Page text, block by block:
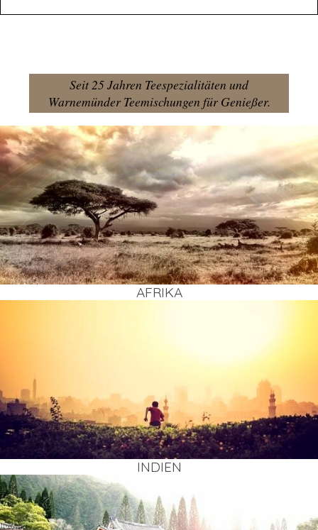
Seit 25 Jahren Teespezialitäten und
Warnemünder Teemischungen für Genießer.
AFRI­KA
INDI­EN